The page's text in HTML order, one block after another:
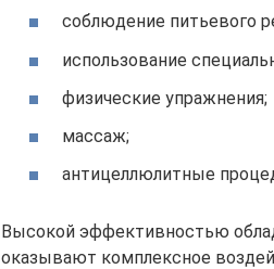
соблюдение питьевого
использование
физические упражнения;
массаж;
антицеллюлитные
Высокой эффективностью
оказывают комплексное